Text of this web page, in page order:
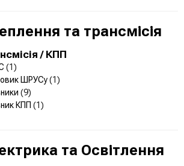
та трансмісія
/ КПП
(1)
ШРУСу(1)
(9)
КПП (1)
та Освітлення